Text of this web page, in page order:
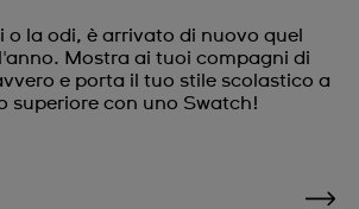
o la odi, è arrivato di nuovo quel
Mostra ai tuoi compagni di
e porta il tuo stile scolastico a
superiore con uno Swatch!